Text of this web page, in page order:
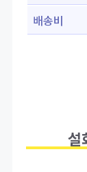
배송비
설